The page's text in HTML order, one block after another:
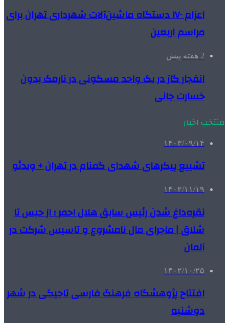
اعزام ۱۷۰ دستگاه ماشین‌آلات شهرداری تهران برای
مراسم اربعین
2 هفته پیش
انفجار گاز در یک واحد مسکونی در نارمک بدون
خسارت جانی
منتخب اخبار
۱۴۰۳/۰۹/۱۴
تشییع پیکرهای شهدای گمنام در تهران + ویدئو
۱۴۰۲/۱۱/۱۹
نقره‌داغ شدن رئیس سابق هلال‌ احمر ؛ از حبس تا
شلاق | ماجرای مال نامشروع و تاسیس شرکت در
آلمان
۱۴۰۲/۱۰/۲۵
افتتاح پژوهشگاه فرهنگ فارسی تاجیکی در شهر
دوشنبه